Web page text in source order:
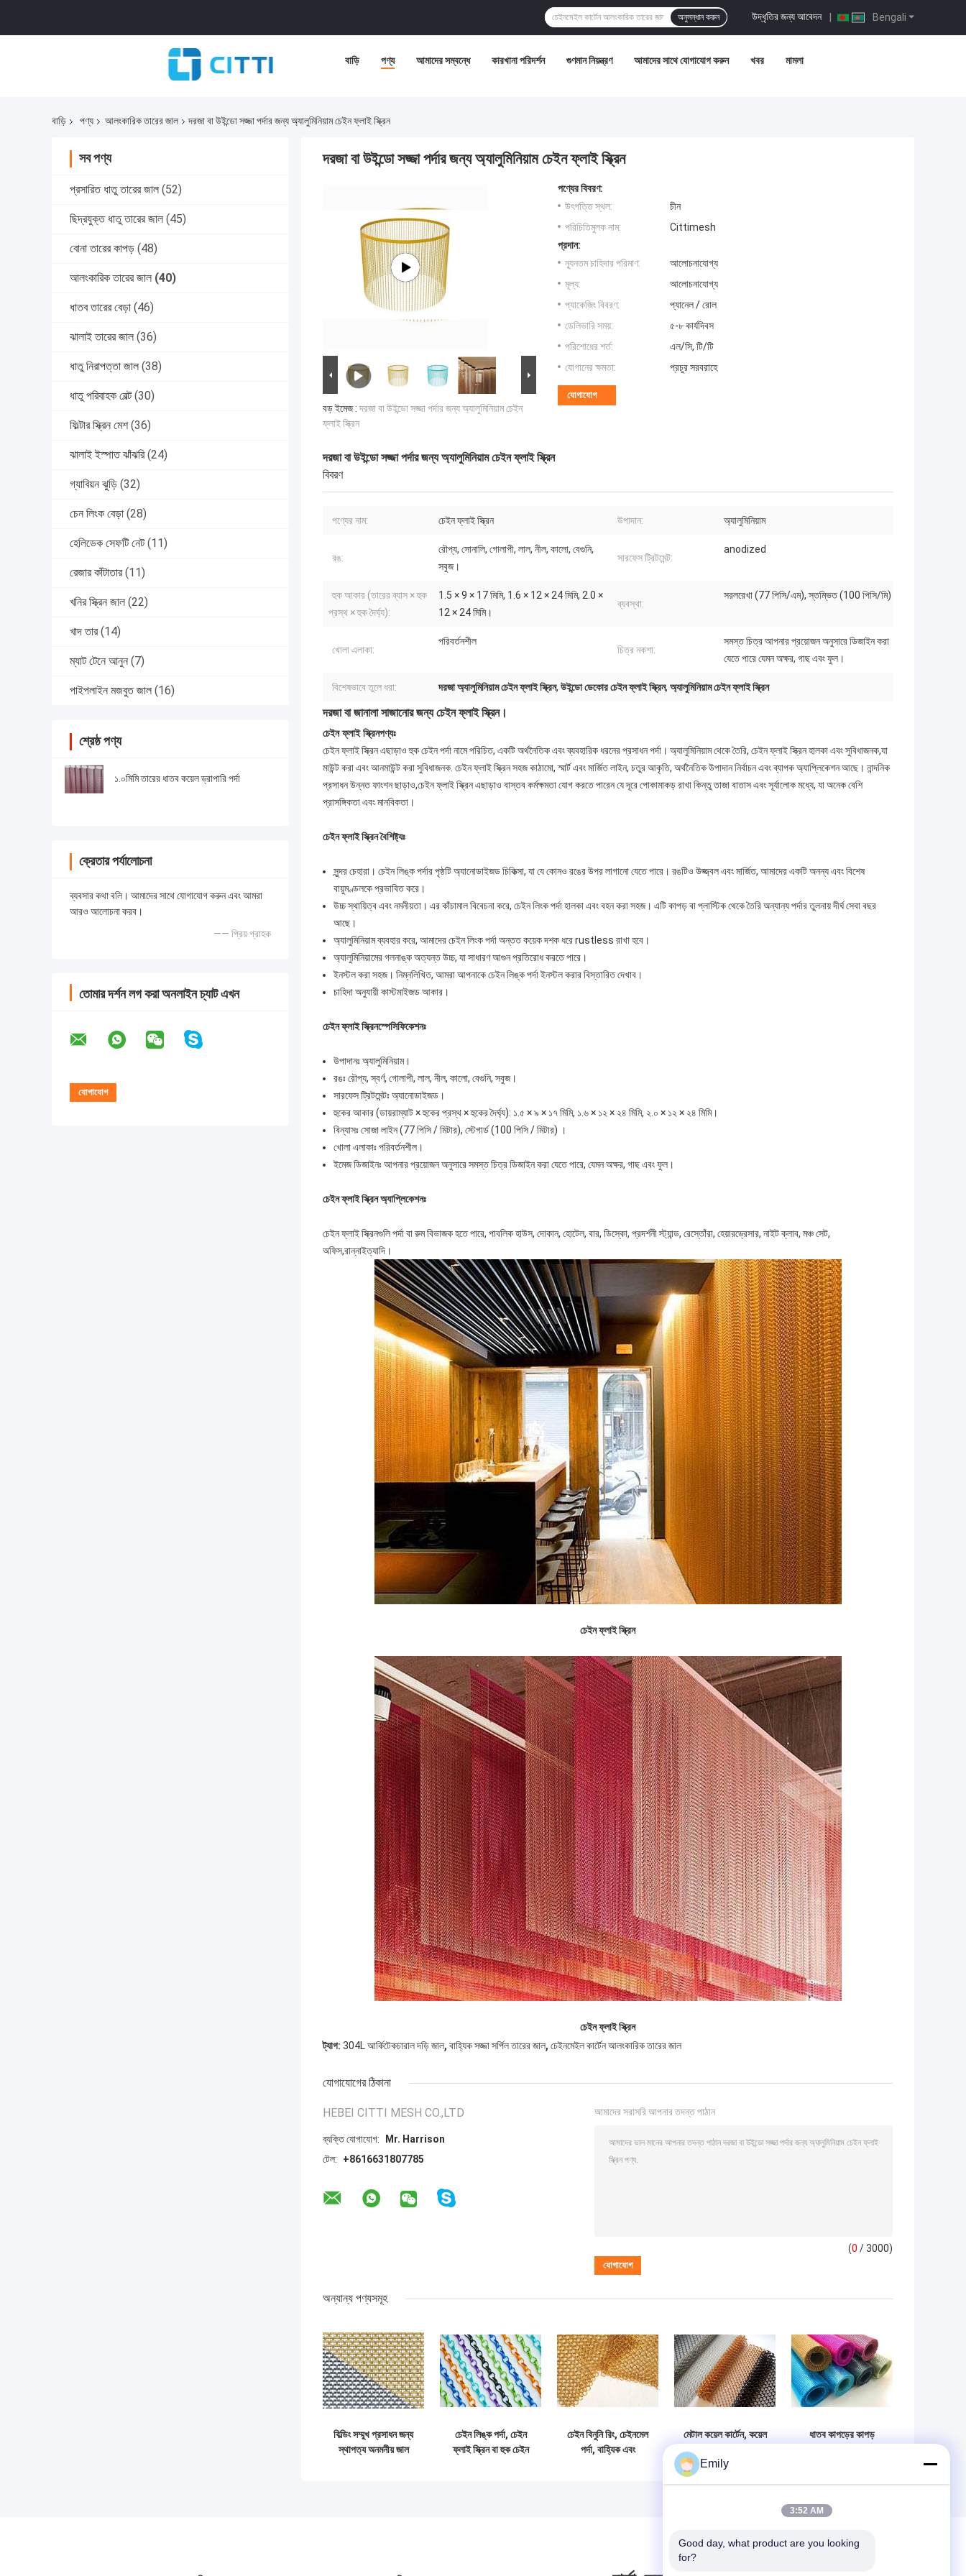
Bengali
উদ্ধৃতির জন্য আবেদন |
অনুসন্ধান করুন
বাড়ি পণ্য আমাদের সম্বন্ধে কারখানা পরিদর্শন গুণমান নিয়ন্ত্রণ আমাদের সাথে যোগাযোগ করুন খবর মামলা
বাড়ি পণ্য আলংকারিক তারের জাল দরজা বা উইন্ডো সজ্জা পর্দার জন্য অ্যালুমিনিয়াম চেইন ফ্লাই স্ক্রিন
সব পণ্য
প্রসারিত ধাতু তারের জাল (52)
ছিদ্রযুক্ত ধাতু তারের জাল (45)
বোনা তারের কাপড় (48)
আলংকারিক তারের জাল (40)
ধাতব তারের বেড়া (46)
ঝালাই তারের জাল (36)
ধাতু নিরাপত্তা জাল (38)
ধাতু পরিবাহক বেল্ট (30)
ফিল্টার স্ক্রিন মেশ (36)
ঝালাই ইস্পাত ঝাঁঝরি (24)
গ্যাবিয়ন ঝুড়ি (32)
চেন লিংক বেড়া (28)
হেলিডেক সেফটি নেট (11)
রেজার কাঁটাতার (11)
খনির স্ক্রিন জাল (22)
খাদ তার (14)
ম্যাট টেনে আনুন (7)
পাইপলাইন মজবুত জাল (16)
শ্রেষ্ঠ পণ্য
১.০মিমি তারের ধাতব কয়েল ড্রাপারি পর্দা
ক্রেতার পর্যালোচনা
ব্যবসার কথা বলি। আমাদের সাথে যোগাযোগ করুন এবং আমরা
আরও আলোচনা করব।
—— প্রিয় গ্রাহক
তোমার দর্শন লগ করা অনলাইন চ্যাট এখন
দরজা বা উইন্ডো সজ্জা পর্দার জন্য অ্যালুমিনিয়াম চেইন ফ্লাই স্ক্রিন
বড় ইমেজ :দরজা বা উইন্ডো সজ্জা পর্দার জন্য অ্যালুমিনিয়াম চেইন
ফ্লাই স্ক্রিন
পণ্যের বিবরণ:
উৎপত্তি স্থল:
চীন
পরিচিতিমুলক নাম:
Cittimesh
প্রদান:
ন্যূনতম চাহিদার পরিমাণ:
আলোচনাযোগ্য
মূল্য:
আলোচনাযোগ্য
প্যাকেজিং বিবরণ:
প্যানেল / রোল
ডেলিভারি সময়:
৫-৮ কার্যদিবস
পরিশোধের শর্ত:
এল/সি, টি/টি
যোগানের ক্ষমতা:
প্রচুর সরবরাহে
যোগাযোগ
দরজা বা উইন্ডো সজ্জা পর্দার জন্য অ্যালুমিনিয়াম চেইন ফ্লাই স্ক্রিন
বিবরণ
পণ্যের নাম: চেইন ফ্লাই স্ক্রিন উপাদান: অ্যালুমিনিয়াম
রঙ:
রৌপ্য, সোনালি, গোলাপী, লাল, নীল, কালো, বেগুনি,
সবুজ।
সারফেস ট্রিটমেন্ট:
anodized
হুক আকার (তারের ব্যাস × হুক
প্রস্থ × হুক দৈর্ঘ্য):
1.5 × 9 × 17 মিমি, 1.6 × 12 × 24 মিমি, 2.0 ×
12 × 24 মিমি।
ব্যবস্থা:
সরলরেখা (77 পিসি/এম), স্তম্ভিত (100 পিসি/মি)
খোলা এলাকা:
পরিবর্তনশীল
চিত্র নকশা:
সমস্ত চিত্র আপনার প্রয়োজন অনুসারে ডিজাইন করা
যেতে পারে যেমন অক্ষর, গাছ এবং ফুল।
বিশেষভাবে তুলে ধরা: দরজা অ্যালুমিনিয়াম চেইন ফ্লাই স্ক্রিন, উইন্ডো ডেকোর চেইন ফ্লাই স্ক্রিন, অ্যালুমিনিয়াম চেইন ফ্লাই স্ক্রিন
দরজা বা জানালা সাজানোর জন্য চেইন ফ্লাই স্ক্রিন।
চেইন ফ্লাই স্ক্রিনপণ্যঃ
চেইন ফ্লাই স্ক্রিন এছাড়াও হুক চেইন পর্দা নামে পরিচিত, একটি অর্থনৈতিক এবং ব্যবহারিক ধরনের প্রসাধন পর্দা। অ্যালুমিনিয়াম থেকে তৈরি, চেইন ফ্লাই স্ক্রিন হালকা এবং সুবিধাজনক,যা
মাউন্ট করা এবং আনমাউন্ট করা সুবিধাজনক. চেইন ফ্লাই স্ক্রিন সহজ কাঠামো, স্মার্ট এবং মার্জিত লাইন, চতুর আকৃতি, অর্থনৈতিক উপাদান নির্বাচন এবং ব্যাপক অ্যাপ্লিকেশন আছে। নান্দনিক
প্রসাধন উন্নত ফাংশন ছাড়াও,চেইন ফ্লাই স্ক্রিন এছাড়াও বাস্তব কর্মক্ষমতা যোগ করতে পারেন যে দূরে পোকামাকড় রাখা কিন্তু তাজা বাতাস এবং সূর্যালোক মধ্যে, যা অনেক বেশি
প্রাসঙ্গিকতা এবং মানবিকতা।
চেইন ফ্লাই স্ক্রিন বৈশিষ্ট্যঃ
সুন্দর চেহারা। চেইন লিঙ্ক পর্দার পৃষ্ঠটি অ্যানোডাইজড চিকিত্সা, যা যে কোনও রঙের উপর লাগানো যেতে পারে। রঙটিও উজ্জ্বল এবং মার্জিত, আমাদের একটি অনন্য এবং বিশেষ
বায়ুমণ্ডলকে প্রভাবিত করে।
উচ্চ স্থায়িত্ব এবং নমনীয়তা। এর কাঁচামাল বিবেচনা করে, চেইন লিংক পর্দা হালকা এবং বহন করা সহজ। এটি কাপড় বা প্লাস্টিক থেকে তৈরি অন্যান্য পর্দার তুলনায় দীর্ঘ সেবা বছর
আছে।
অ্যালুমিনিয়াম ব্যবহার করে, আমাদের চেইন লিংক পর্দা অন্তত কয়েক দশক ধরে rustless রাখা হবে।
অ্যালুমিনিয়ামের গলনাঙ্ক অত্যন্ত উচ্চ, যা সাধারণ আগুন প্রতিরোধ করতে পারে।
ইনস্টল করা সহজ। নিম্নলিখিত, আমরা আপনাকে চেইন লিঙ্ক পর্দা ইনস্টল করার বিস্তারিত দেখাব।
চাহিদা অনুযায়ী কাস্টমাইজড আকার।
চেইন ফ্লাই স্ক্রিনস্পেসিফিকেশনঃ
উপাদানঃ অ্যালুমিনিয়াম।
রঙঃ রৌপ্য, স্বর্ণ, গোলাপী, লাল, নীল, কালো, বেগুনি, সবুজ।
সারফেস ট্রিটমেন্টঃ অ্যানোডাইজড।
হুকের আকার (ডায়রাম্যাট × হুকের প্রস্থ × হুকের দৈর্ঘ্য): ১.৫ × ৯ × ১৭ মিমি, ১.৬ × ১২ × ২৪ মিমি, ২.০ × ১২ × ২৪ মিমি।
বিন্যাসঃ সোজা লাইন (77 পিসি / মিটার), স্টেগার্ড (100 পিসি / মিটার) ।
খোলা এলাকাঃ পরিবর্তনশীল।
ইমেজ ডিজাইনঃ আপনার প্রয়োজন অনুসারে সমস্ত চিত্র ডিজাইন করা যেতে পারে, যেমন অক্ষর, গাছ এবং ফুল।
চেইন ফ্লাই স্ক্রিনঅ্যাপ্লিকেশনঃ
চেইন ফ্লাই স্ক্রিনগুলি পর্দা বা রুম বিভাজক হতে পারে, পাবলিক হাউস, দোকান, হোটেল, বার, ডিস্কো, প্রদর্শনী স্ট্যান্ড, রেস্তোঁরা, হেয়ারড্রেসার, নাইট ক্লাব, মঞ্চ সেট,
অফিস,রান্নাইত্যাদি।
চেইন ফ্লাই স্ক্রিন
চেইন ফ্লাই স্ক্রিন
ট্যাগ: 304L আর্কিটেকচারাল দড়ি জাল, বাহ্যিক সজ্জা সর্পিল তারের জাল, চেইনমেইল কার্টেন আলংকারিক তারের জাল
যোগাযোগের ঠিকানা
HEBEI CITTI MESH CO.,LTD
ব্যক্তি যোগাযোগ:
Mr. Harrison
টেল:
+8616631807785
আমাদের সরাসরি আপনার তদন্ত পাঠান
(0 / 3000)
অন্যান্য পণ্যসমূহ
বিল্ডিং সম্মুখ প্রসাধন জন্য
স্থাপত্য অনমনীয় জাল
চেইন লিঙ্ক পর্দা, চেইন
ফ্লাই স্ক্রিন বা হুক চেইন
চেইন বিনুনি রিং, চেইনমেল
পর্দা, বাহ্যিক এবং
মেটাল কয়েল কার্টেন, কয়েল
ড্রাপারি কার্টেন আপনার
বাড়ি এবং হোটেলের জন্য
আদর্শ অন্দর সজ্জাসংক্রান্ত
ধাতব কাপড়ের কাপড়
Emily
3:52 AM
Good day, what product are you looking
for?